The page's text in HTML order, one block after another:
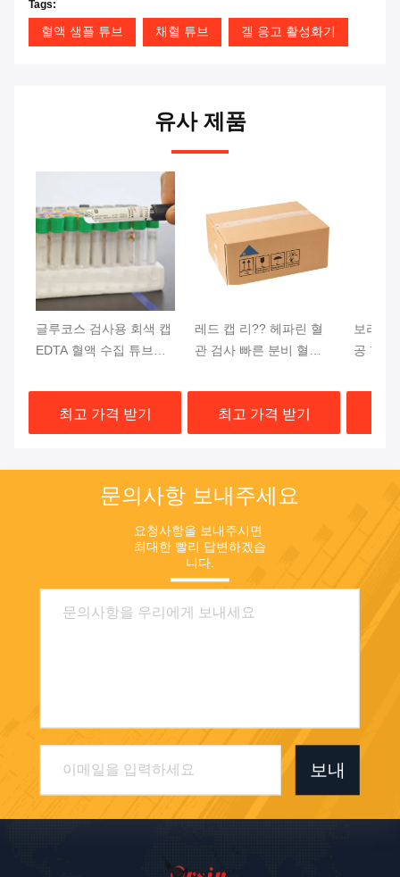
Tags:
혈액 샘플 튜브 채혈 튜브 겔 응고 활성화기
유사 제품
글루코스 검사용 회색 캡
EDTA 혈액 수집 튜브
최고 가격 받기
레드 캡 리?? 헤파린 혈
관 검사 빠른 분비 혈전
최고 가격 받기
보라색
공 혈액
상단
문의사항 보내주세요
요청사항을 보내주시면
최대한 빨리 답변하겠습
니다.
보내